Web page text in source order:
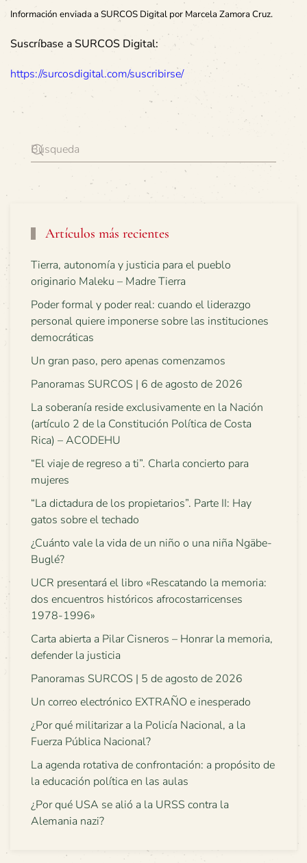
Información enviada a SURCOS Digital por Marcela Zamora Cruz.
Suscríbase a SURCOS Digital:
https://surcosdigital.com/suscribirse/
Artículos más recientes
Tierra, autonomía y justicia para el pueblo
originario Maleku – Madre Tierra
Poder formal y poder real: cuando el liderazgo
personal quiere imponerse sobre las instituciones
democráticas
Un gran paso, pero apenas comenzamos
Panoramas SURCOS | 6 de agosto de 2026
La soberanía reside exclusivamente en la Nación
(artículo 2 de la Constitución Política de Costa
Rica) – ACODEHU
“El viaje de regreso a ti”. Charla concierto para
mujeres
“La dictadura de los propietarios”. Parte II: Hay
gatos sobre el techado
¿Cuánto vale la vida de un niño o una niña Ngäbe-
Buglé?
UCR presentará el libro «Rescatando la memoria:
dos encuentros históricos afrocostarricenses
1978-1996»
Carta abierta a Pilar Cisneros – Honrar la memoria,
defender la justicia
Panoramas SURCOS | 5 de agosto de 2026
Un correo electrónico EXTRAÑO e inesperado
¿Por qué militarizar a la Policía Nacional, a la
Fuerza Pública Nacional?
La agenda rotativa de confrontación: a propósito de
la educación política en las aulas
¿Por qué USA se alió a la URSS contra la
Alemania nazi?